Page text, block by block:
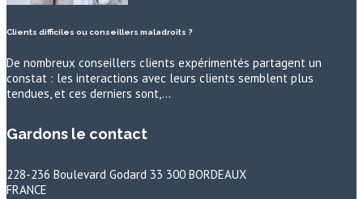
Clients difficiles ou conseillers maladroits ?
De nombreux conseillers clients expérimentés partagent un
constat : les interactions avec leurs clients semblent plus
tendues, et ces derniers sont,…
Gardons le contact
228-236 Boulevard Godard 33 300 BORDEAUX
FRANCE